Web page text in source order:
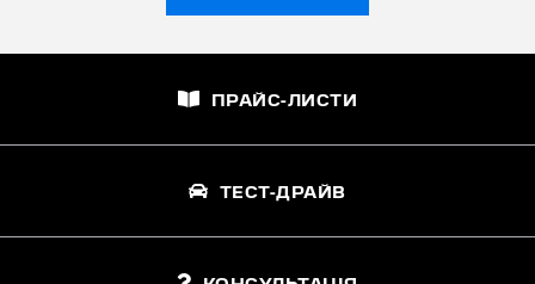
ПРАЙС-ЛИСТИ
ТЕСТ-ДРАЙВ